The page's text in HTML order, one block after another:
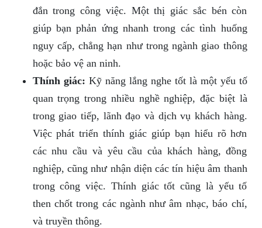
đắn trong công việc. Một thị giác sắc bén còn
giúp bạn phản ứng nhanh trong các tình huống
nguy cấp, chẳng hạn như trong ngành giao thông
hoặc bảo vệ an ninh.
Thính giác: Kỹ năng lắng nghe tốt là một yếu tố
quan trọng trong nhiều nghề nghiệp, đặc biệt là
trong giao tiếp, lãnh đạo và dịch vụ khách hàng.
Việc phát triển thính giác giúp bạn hiểu rõ hơn
các nhu cầu và yêu cầu của khách hàng, đồng
nghiệp, cũng như nhận diện các tín hiệu âm thanh
trong công việc. Thính giác tốt cũng là yếu tố
then chốt trong các ngành như âm nhạc, báo chí,
và truyền thông.